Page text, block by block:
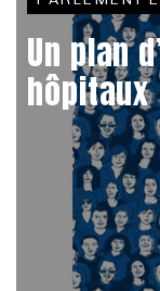
Un plan
hôpitaux